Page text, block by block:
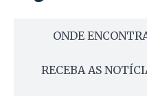
ONDE
RECEBA AS